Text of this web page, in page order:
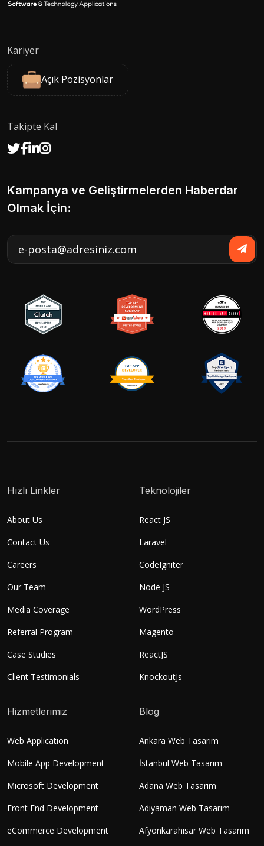
Kariyer
Açık Pozisyonlar
Takipte Kal
Kampanya ve Geliştirmelerden Haberdar
Olmak İçin:
Hızlı Linkler
About Us
Contact Us
Careers
Our Team
Media Coverage
Referral Program
Case Studies
Client Testimonials
Teknolojiler
React JS
Laravel
CodeIgniter
Node JS
WordPress
Magento
ReactJS
KnockoutJs
Hizmetlerimiz
Web Application
Mobile App Development
Microsoft Development
Front End Development
eCommerce Development
Blog
Ankara Web Tasarım
İstanbul Web Tasarım
Adana Web Tasarım
Adıyaman Web Tasarım
Afyonkarahisar Web Tasarım